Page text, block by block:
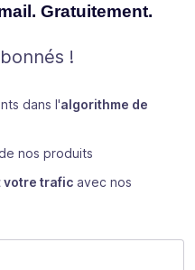
Gratuitement.
!
dans l'algorithme de
nos produits
votre trafic avec nos